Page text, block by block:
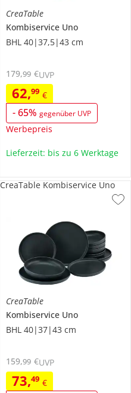
CreaTable
Kombiservice Uno
BHL 40|37,5|43 cm
62,99 €
-65% gegenüber UVP
Werbepreis
179,99 €UVP
Lieferzeit: bis zu 6 Werktage
CreaTable
Kombiservice Uno
BHL 40|37|43 cm
73,49 €
159,99 €UVP
CreaTable Kombiservice Uno